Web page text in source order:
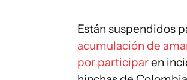
Están suspendidos
acumulación de
por participaren